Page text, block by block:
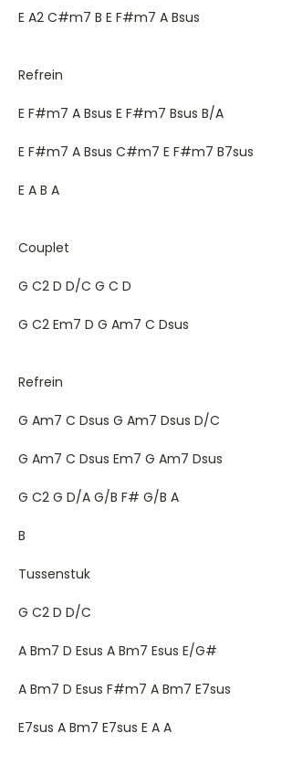
E A2 C#m7 B E F#m7 A Bsus
Refrein
E F#m7 A Bsus E F#m7 Bsus B/A
E F#m7 A Bsus C#m7 E F#m7 B7sus
E A B A
Couplet
G C2 D D/C G C D
G C2 Em7 D G Am7 C Dsus
Refrein
G Am7 C Dsus G Am7 Dsus D/C
G Am7 C Dsus Em7 G Am7 Dsus
G C2 G D/A G/B F# G/B A
B
Tussenstuk
G C2 D D/C
A Bm7 D Esus A Bm7 Esus E/G#
A Bm7 D Esus F#m7 A Bm7 E7sus
E7sus A Bm7 E7sus E A A